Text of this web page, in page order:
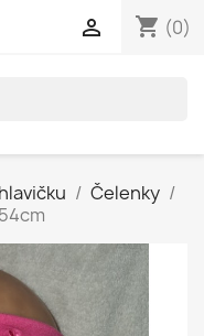
shopping_cart (0)

Čelenky